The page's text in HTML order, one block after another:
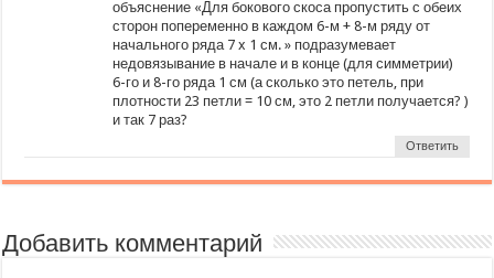
объяснение «Для бокового скоса пропустить с обеих
сторон попеременно в каждом 6-м + 8-м ряду от
начального ряда 7 x 1 см. » подразумевает
недовязывание в начале и в конце (для симметрии)
6-го и 8-го ряда 1 см (а сколько это петель, при
плотности 23 петли = 10 см, это 2 петли получается? )
и так 7 раз?
Ответить
Добавить комментарий